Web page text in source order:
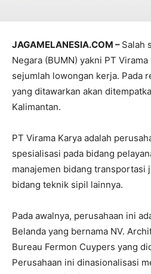
JAGAMELANESIA.COM – Salah
Negara (BUMN) yakni PT
sejumlah lowongan kerja. Pada
yang ditawarkan akan
Kalimantan.
PT Virama Karya adalah
spesialisasi pada bidang
manajemen bidang transportasi
bidang teknik sipil lainnya.
Pada awalnya, perusahaan ini
Belanda yang bernama NV.
Bureau Fermon Cuypers yang
Perusahaan ini dinasionalisasi